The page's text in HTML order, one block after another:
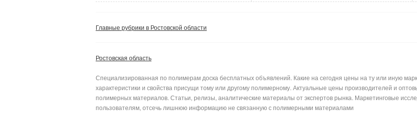
Главные рубрики в Ростовской области
Ростовская область
Специализированная по полимерам доска бесплатных объявлений. Какие на сегодня цены на ту или иную
характеристики и свойства присущи тому или другому полимерному. Актуальные цены производителей и
полимерных материалов. Статьи, релизы, аналитические материалы от экспертов рынка. Маркетинговые
пользователям, отсечь лишнюю информацию не связанную